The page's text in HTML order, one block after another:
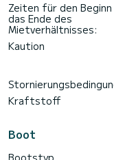
Features & Highlights
Expansive teak
entertaining
Hydraulic bathing
swimming and
Large cockpit with
Fully equipped galley
Bimini & sprayhood –
Bow thruster – for
Whether you're
Zeiten für den Beginn
das Ende des
Mietverhältnisses:
Kaution
Kraftstoff
Boot